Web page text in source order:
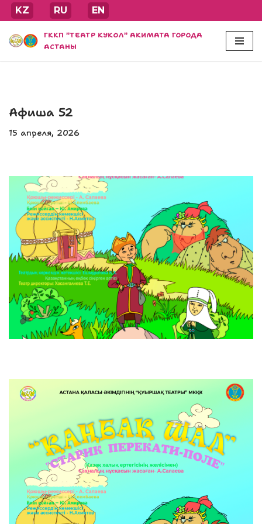
Перейти
к
содержимому
KZ RU EN
ГККП "ТЕАТР КУКОЛ" АКИМАТА ГОРОДА
АСТАНЫ
Афиша 52
15 апреля, 2026